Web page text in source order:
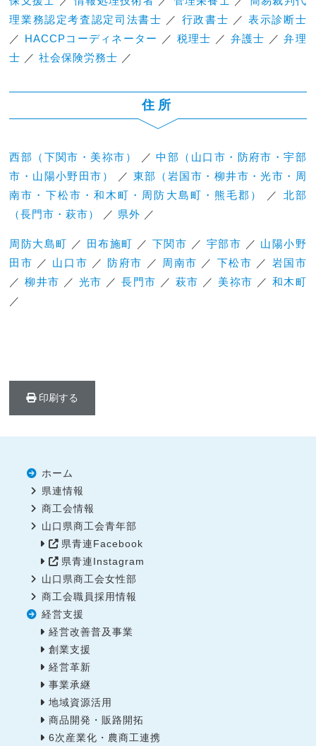
理業務認定考査認定司法書士 ／ 行政書士 ／表示診断士
／ HACCPコーディネーター ／ 税理士 ／ 弁護士 ／弁理
士 ／社会保険労務士 ／
住所
西部（下関市・美祢市） ／中部（山口市・防府市・宇部
市・山陽小野田市）
／ 東部（岩国市・柳井市・光市・周
南市・下松市・和木町・周防大島町・熊毛郡）
／ 北部
（長門市・萩市）
／ 県外 ／
周防大島町 ／ 田布施町 ／下関市 ／ 宇部市 ／ 山陽小野
田市 ／ 山口市 ／ 防府市 ／ 周南市 ／ 下松市 ／ 岩国市
／柳井市 ／ 光市 ／長門市 ／ 萩市 ／ 美祢市 ／ 和木町
／
印刷する
ホーム
県連情報
商工会情報
山口県商工会青年部
県青連Facebook
県青連Instagram
山口県商工会女性部
商工会職員採用情報
経営支援
経営改善普及事業
創業支援
経営革新
事業承継
地域資源活用
商品開発・販路開拓
6次産業化・農商工連携